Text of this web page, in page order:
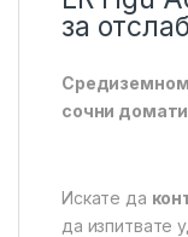
за
сочни
Искате да
да изпитвате